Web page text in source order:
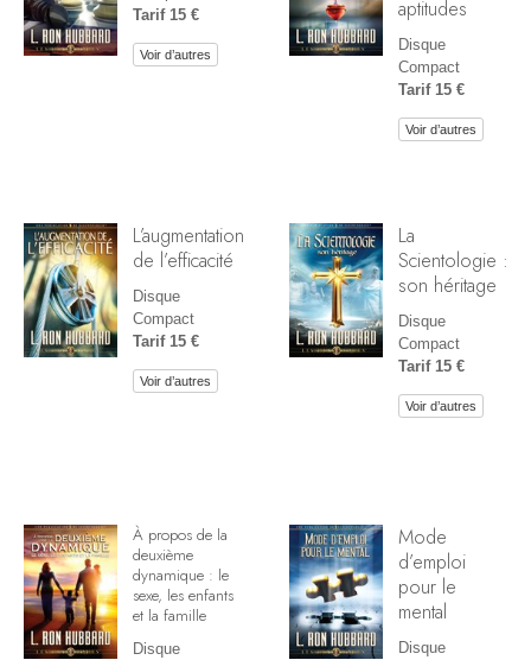
Tarif 15 €
Voir d’autres
aptitudes
Disque
Compact
Tarif 15 €
Voir d’autres
L’augmentation
de l’efficacité
Disque
Compact
Tarif 15 €
Voir d’autres
La
Scientologie :
son héritage
Disque
Compact
Tarif 15 €
Voir d’autres
À propos de la
deuxième
dynamique : le
sexe, les enfants
et la famille
Disque
Mode
d’emploi
pour le
mental
Disque